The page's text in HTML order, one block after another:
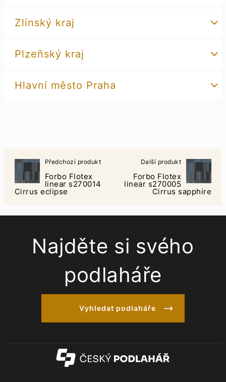
Zlínský kraj
Plzeňský kraj
Hlavní město Praha
Předchozí produkt
Forbo Flotex
linear s270014
Cirrus eclipse
Další produkt
Forbo Flotex
linear s270005
Cirrus sapphire
Najděte si svého
podlaháře
Vyhledat podlaháře